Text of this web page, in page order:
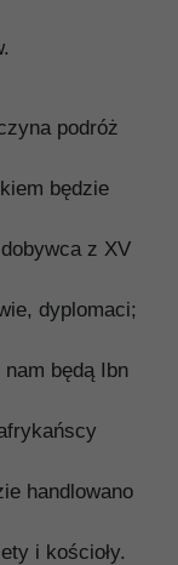
podróż
będzie
z XV
dyplomaci;
będą Ibn
handlowano
i kościoły.